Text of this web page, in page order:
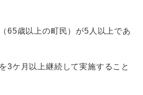
65歳以上の町民）が5人以上であ
3ケ月以上継続して実施すること